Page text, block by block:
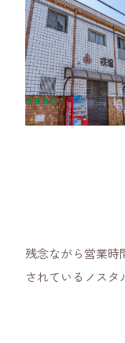
残念ながら営業時
されているノスタ